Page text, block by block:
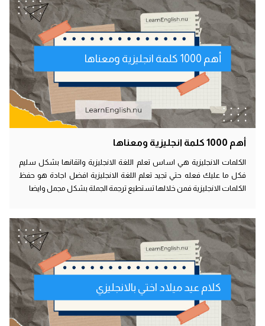
أهم 1000 كلمة انجليزية ومعناها
أهم 1000 كلمة انجليزية ومعناها
الكلمات الانجليزية هي اساس تعلم اللغة الانجليزية واتقانها بشكل سليم
فكل ما عليك فعله حتي تجيد تعلم اللغة الانجليزية افضل اجادة هو حفظ
الكلمات الانجليزية فمن خلالها تستطيع ترجمة الجملة بشكل مجمل وايضا
كلام عيد ميلاد اختي بالانجليزي